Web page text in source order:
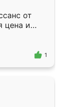
от
цена и
1